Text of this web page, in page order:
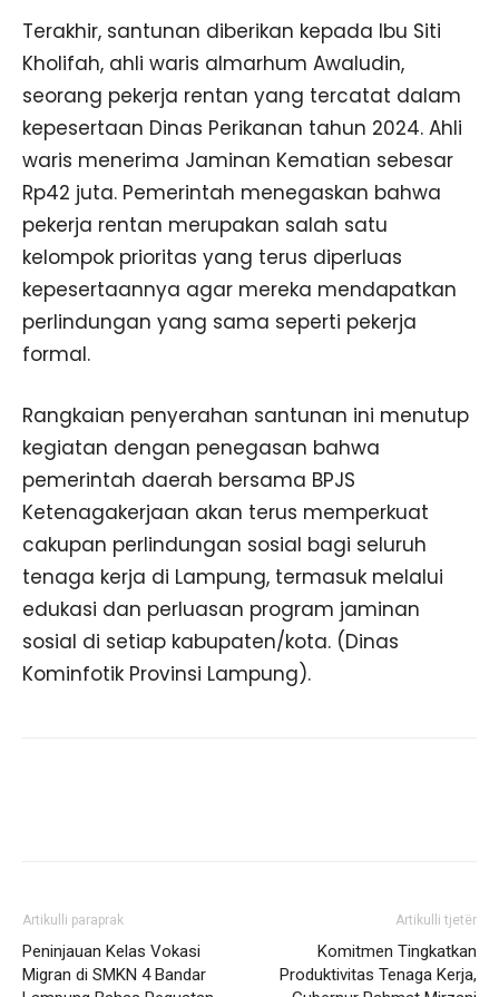
Terakhir, santunan diberikan kepada Ibu Siti
Kholifah, ahli waris almarhum Awaludin,
seorang pekerja rentan yang tercatat dalam
kepesertaan Dinas Perikanan tahun 2024. Ahli
waris menerima Jaminan Kematian sebesar
Rp42 juta. Pemerintah menegaskan bahwa
pekerja rentan merupakan salah satu
kelompok prioritas yang terus diperluas
kepesertaannya agar mereka mendapatkan
perlindungan yang sama seperti pekerja
formal.
Rangkaian penyerahan santunan ini menutup
kegiatan dengan penegasan bahwa
pemerintah daerah bersama BPJS
Ketenagakerjaan akan terus memperkuat
cakupan perlindungan sosial bagi seluruh
tenaga kerja di Lampung, termasuk melalui
edukasi dan perluasan program jaminan
sosial di setiap kabupaten/kota. (Dinas
Kominfotik Provinsi Lampung).
Artikulli paraprak
Peninjauan Kelas Vokasi
Migran di SMKN 4 Bandar
Artikulli tjetër
Komitmen Tingkatkan
Produktivitas Tenaga Kerja,